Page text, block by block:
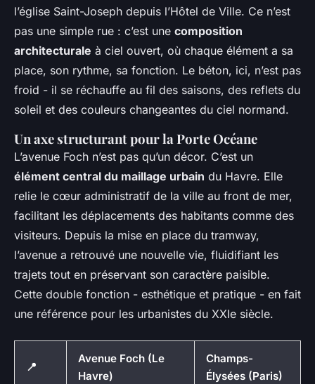
l’église Saint-Joseph depuis l’Hôtel de Ville. Ce n’est
pas une simple rue : c’est une composition
architecturale à ciel ouvert, où chaque élément a sa
place, son rythme, sa fonction. Le béton, ici, n’est pas
froid - il se réchauffe au fil des saisons, des reflets du
soleil et des couleurs changeantes du ciel normand.
Un axe structurant pour la Porte Océane
L’avenue Foch n’est pas qu’un décor. C’est un
élément central du maillage urbain du Havre. Elle
relie le cœur administratif de la ville au front de mer,
facilitant les déplacements des habitants comme des
visiteurs. Depuis la mise en place du tramway,
l’avenue a retrouvé une nouvelle vie, fluidifiant les
trajets tout en préservant son caractère paisible.
Cette double fonction - esthétique et pratique - en fait
une référence pour les urbanistes du XXIe siècle.
📍
Avenue Foch (Le
Havre)
Champs-
Élysées (Paris)